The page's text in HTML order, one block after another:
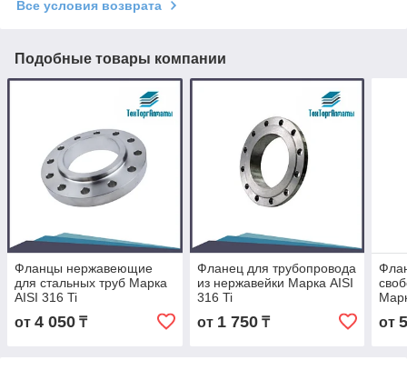
Все условия возврата
Подобные товары компании
Фланцы нержавеющие
для стальных труб Марка
AISI 316 Ti
от 4 050 ₸
Фланец для трубопровода
из нержавейки Марка AISI
316 Ti
от 1 750₸ от